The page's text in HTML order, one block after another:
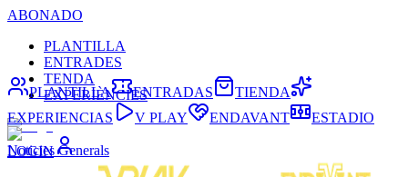
ABONADO
PLANTILLA
ENTRADES
TENDA
EXPERIÈNCIES
LOGIN
PLANTILLA ENTRADAS
TIENDA
EXPERIENCIAS
V PLAY ENDAVANT ESTADIO
Noticies Generals